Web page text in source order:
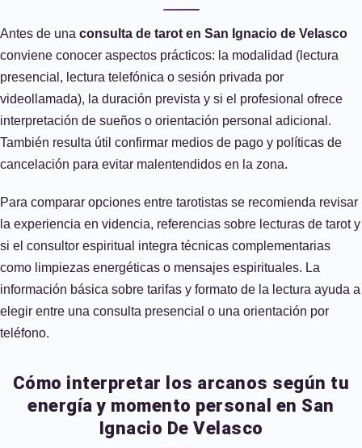
Antes de una consulta de tarot en San Ignacio de Velasco
conviene conocer aspectos prácticos: la modalidad (lectura
presencial, lectura telefónica o sesión privada por
videollamada), la duración prevista y si el profesional ofrece
interpretación de sueños o orientación personal adicional.
También resulta útil confirmar medios de pago y políticas de
cancelación para evitar malentendidos en la zona.
Para comparar opciones entre tarotistas se recomienda revisar
la experiencia en videncia, referencias sobre lecturas de tarot y
si el consultor espiritual integra técnicas complementarias
como limpiezas energéticas o mensajes espirituales. La
información básica sobre tarifas y formato de la lectura ayuda a
elegir entre una consulta presencial o una orientación por
teléfono.
Cómo interpretar los arcanos según tu
energía y momento personal en San
Ignacio De Velasco